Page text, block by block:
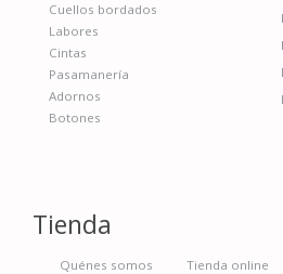
Cuellos bordados
Labores
Cintas
Pasamanería
Adornos
Botones
Tienda
Quénes somos Tienda online